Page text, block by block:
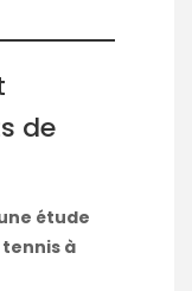
de
étude
à